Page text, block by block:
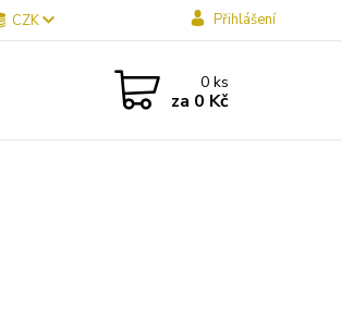
CZK Přihlášení
0ks
za 0 Kč